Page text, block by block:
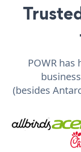
POWR
(besides